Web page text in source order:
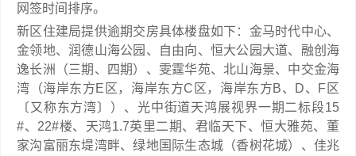
网签时间排序。
新区住建局提供逾期交房具体楼盘如下：金马时代中心、
金领地、润德山海公园、自由向、恒大公园大道、融创海
逸长洲（三期、四期）、雯霆华苑、北山海景、中交金海
湾（海岸东方E区，海岸东方C区，海岸东方B、D、F区
〔又称东方湾〕）、光中街道天鸿展视界一期二标段15
#、22#楼、天鸿1.7英里二期、君临天下、恒大雅苑、董
家沟富丽东堤湾畔、绿地国际生态城（香树花城）、佳兆